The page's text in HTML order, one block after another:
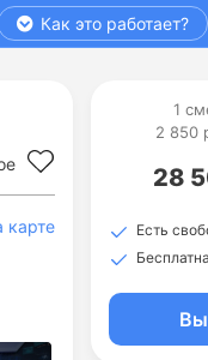
Как это работает?
карте
1
2 850
28
Есть